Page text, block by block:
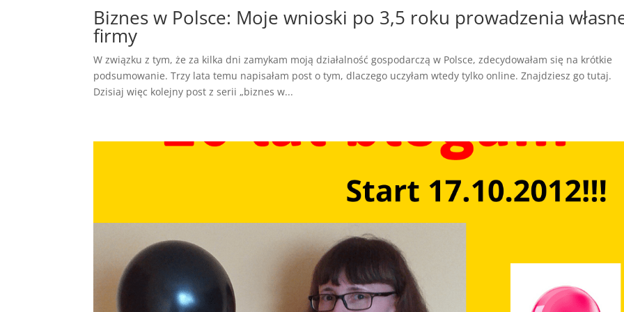
Biznes w Polsce: Moje wnioski po 3,5 roku prowadzenia
firmy
W związku z tym, że za kilka dni zamykam moją działalność gospodarczą w Polsce, zdecydowałam się na krótkie
podsumowanie. Trzy lata temu napisałam post o tym, dlaczego uczyłam wtedy tylko online. Znajdziesz go tutaj.
Dzisiaj więc kolejny post z serii „biznes w...